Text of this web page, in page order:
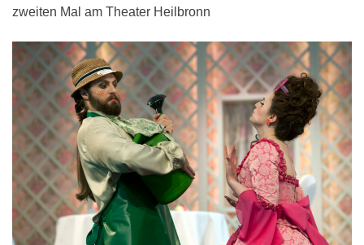
zweiten Mal am Theater Heilbronn